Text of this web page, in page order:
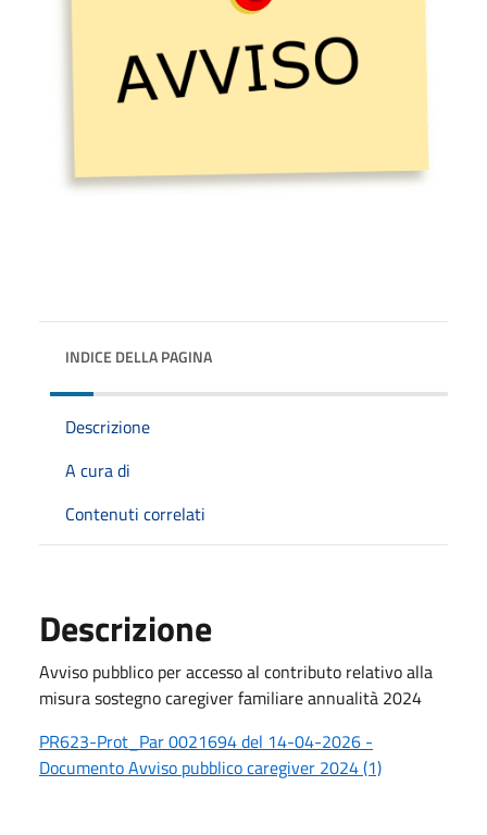
INDICE DELLA PAGINA
Descrizione
A cura di
Contenuti correlati
Descrizione
Avviso pubblico per accesso al contributo relativo alla
misura sostegno caregiver familiare annualità 2024
PR623-Prot_Par 0021694 del 14-04-2026 -
Documento Avviso pubblico caregiver 2024 (1)